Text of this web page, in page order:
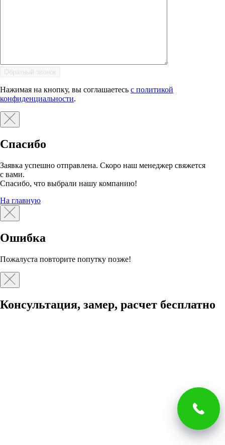
Нажимая на кнопку, вы соглашаетесь с политикой
конфиденциальности.
Спасибо
Заявка успешно отправлена. Скоро наш менеджер свяжется
с вами.
Спасибо, что выбрали нашу компанию!
На главную
Ошибка
Пожалуста повторите попутку позже!
Консультация, замер, расчет бесплатно